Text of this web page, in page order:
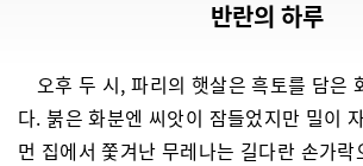
반란의 하루
오후 두 시, 파리의 햇살은 흑토를 담은
다. 붉은 화분엔 씨앗이 잠들었지만 밀이
먼 집에서 쫓겨난 무레나는 길다란 손가락